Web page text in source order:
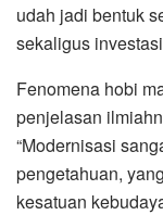
udah jadi bentuk
sekaligus
Fenomena hobi
penjelasan
“Modernisasi
pengetahuan,
kesatuan